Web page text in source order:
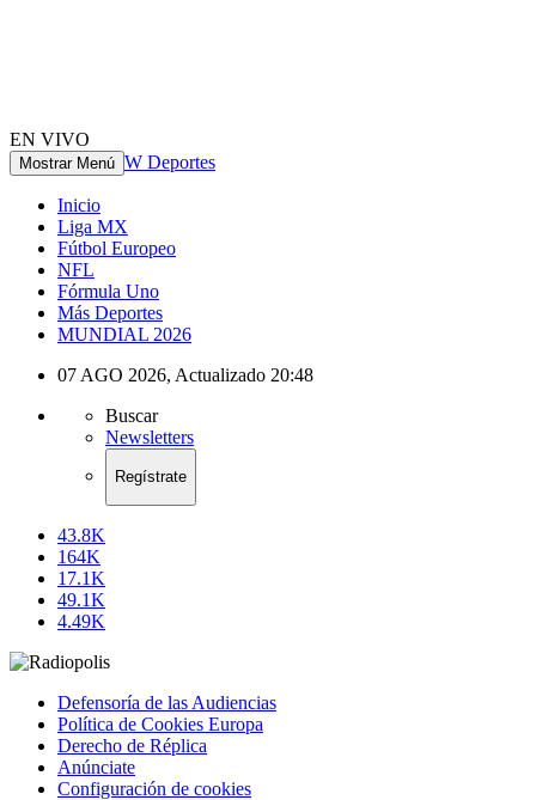
EN VIVO
Mostrar Menú W Deportes
Inicio
Liga MX
Fútbol Europeo
NFL
Fórmula Uno
Más Deportes
MUNDIAL 2026
07 AGO 2026, Actualizado 20:48
Buscar
Newsletters
Regístrate
43.8K
164K
17.1K
49.1K
4.49K
Defensoría de las Audiencias
Política de Cookies Europa
Derecho de Réplica
Anúnciate
Configuración de cookies